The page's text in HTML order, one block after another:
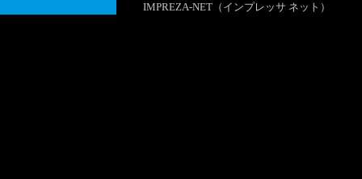
IMPREZA-NET（インプレッサ ネット）